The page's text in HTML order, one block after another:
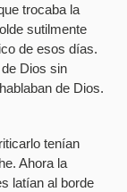
trocaba la
sutilmente
de esos dí­as.
Dios sin
de Dios.
tení­an
Ahora la
latí­an al borde